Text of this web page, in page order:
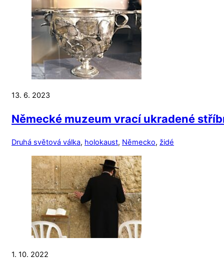
13. 6. 2023
Německé muzeum vrací ukradené
Druhá světová válka, holokaust, Německo, židé
1. 10. 2022